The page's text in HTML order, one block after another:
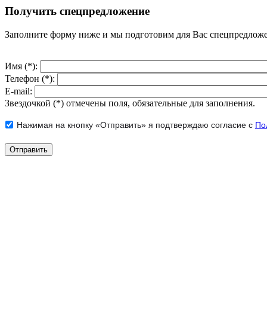
Получить спецпредложение
Заполните форму ниже и мы подготовим для Вас
Имя (*):
Телефон (*):
E-mail:
Звездочкой (*) отмечены поля, обязательные для заполнения.
Нажимая на кнопку «Отправить» я подтверждаю согласие с